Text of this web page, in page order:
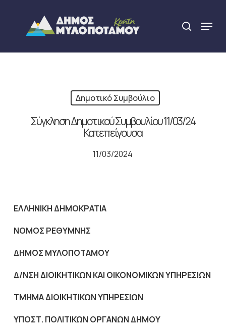
content
search
Menu
Δημοτικό Συμβούλιο
Σύγκληση Δημοτικού Συμβουλίου 11/03/24
Κατεπείγουσα
11/03/2024
ΕΛΛΗΝΙΚΗ ΔΗΜΟΚΡΑΤΙΑ
NOMOΣ ΡΕΘΥΜΝΗΣ
ΔΗΜΟΣ ΜΥΛΟΠΟΤΑΜΟΥ
Δ/ΝΣΗ ΔΙΟΙΚΗΤΙΚΩΝ ΚΑΙ ΟΙΚΟΝΟΜΙΚΩΝ ΥΠΗΡΕΣΙΩΝ
ΤΜΗΜΑ ΔΙΟΙΚΗΤΙΚΩΝ ΥΠΗΡΕΣΙΩΝ
ΥΠΟΣΤ. ΠΟΛΙΤΙΚΩΝ ΟΡΓΑΝΩΝ ΔΗΜΟΥ
Close